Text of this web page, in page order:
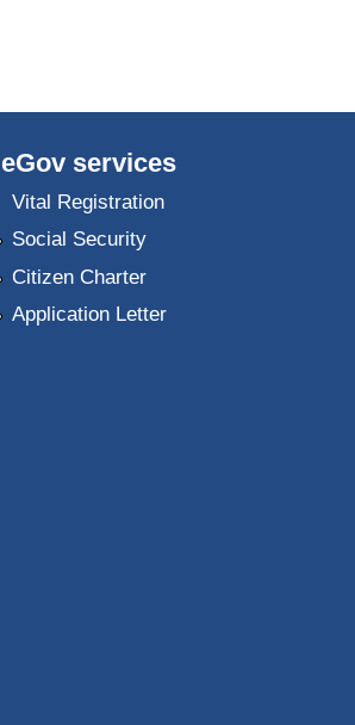
eGov services
Vital Registration
Social Security
Citizen Charter
Application Letter